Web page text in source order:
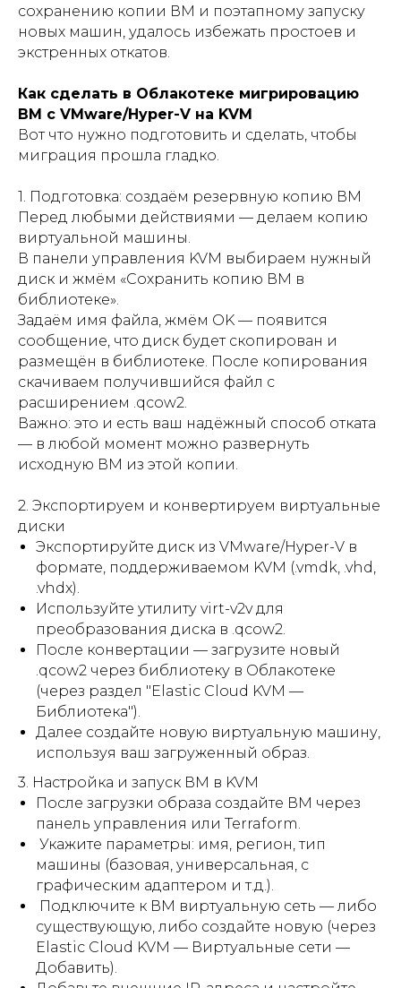
сохранению копии ВМ и поэтапному запуску
новых машин, удалось избежать простоев и
экстренных откатов.
Как сделать в Облакотеке мигрировацию
ВМ с VMware/Hyper-V на KVM
Вот что нужно подготовить и сделать, чтобы
миграция прошла гладко.
1. Подготовка: создаём резервную копию ВМ
Перед любыми действиями — делаем копию
виртуальной машины.
В панели управления KVM выбираем нужный
диск и жмём «Сохранить копию ВМ в
библиотеке».
Задаём имя файла, жмём OK — появится
сообщение, что диск будет скопирован и
размещён в библиотеке. После копирования
скачиваем получившийся файл с
расширением .qcow2.
Важно: это и есть ваш надёжный способ отката
— в любой момент можно развернуть
исходную ВМ из этой копии.
2. Экспортируем и конвертируем виртуальные
диски
Экспортируйте диск из VMware/Hyper-V в
формате, поддерживаемом KVM (.vmdk, .vhd,
.vhdx).
Используйте утилиту virt-v2v для
преобразования диска в .qcow2.
После конвертации — загрузите новый
.qcow2 через библиотеку в Облакотеке
(через раздел "Elastic Cloud KVM —
Библиотека").
Далее создайте новую виртуальную машину,
используя ваш загруженный образ.
3. Настройка и запуск ВМ в KVM
После загрузки образа создайте ВМ через
панель управления или Terraform.
Укажите параметры: имя, регион, тип
машины (базовая, универсальная, с
графическим адаптером и т.д.).
Подключите к ВМ виртуальную сеть — либо
существующую, либо создайте новую (через
Elastic Cloud KVM — Виртуальные сети —
Добавить).